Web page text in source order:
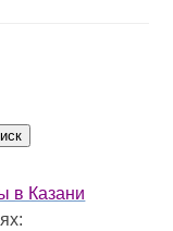
в Казани